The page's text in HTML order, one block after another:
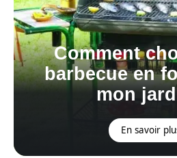
Comment
barbecue en
mon
En savoir